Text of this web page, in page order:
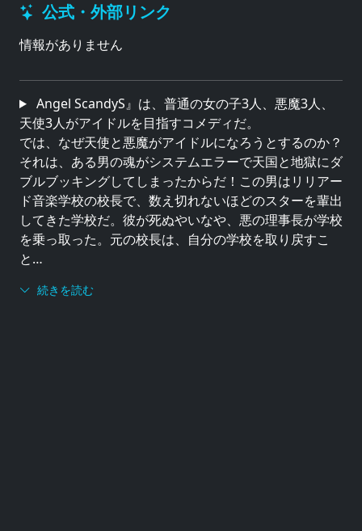
公式・外部リンク
情報がありません
Angel ScandyS』は、普通の女の子3人、悪魔3人、
天使3人がアイドルを目指すコメディだ。
では、なぜ天使と悪魔がアイドルになろうとするのか？
それは、ある男の魂がシステムエラーで天国と地獄にダ
ブルブッキングしてしまったからだ！この男はリリアー
ド音楽学校の校長で、数え切れないほどのスターを輩出
してきた学校だ。彼が死ぬやいなや、悪の理事長が学校
を乗っ取った。元の校長は、自分の学校を取り戻すこ
と…
続きを読む